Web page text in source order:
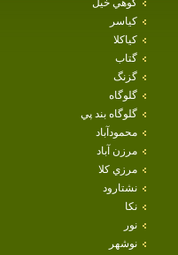
كوهي خيل
كياسر
كياكلا
گتاب
گزنگ
گلوگاه
گلوگاه بند پي
محمودآباد
مرزن آباد
مرزي كلا
نشتارود
نكا
نور
نوشهر